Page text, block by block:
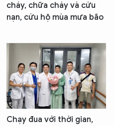
cháy, chữa cháy và cứu
nạn, cứu hộ mùa mưa bão
Chạy đua với thời gian,